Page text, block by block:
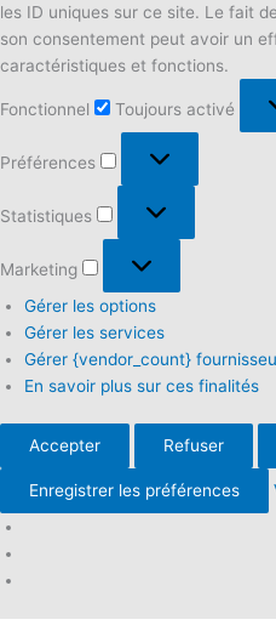
les ID uniques sur ce site. Le fait
son consentement peut avoir un
caractéristiques et fonctions.
Fonctionnel
Toujours activé
Préférences
Statistiques
Marketing
Gérer les options
Gérer les services
Gérer {vendor_count}
En savoir plus sur ces finalités
Accepter Refuser
Enregistrer les préférences